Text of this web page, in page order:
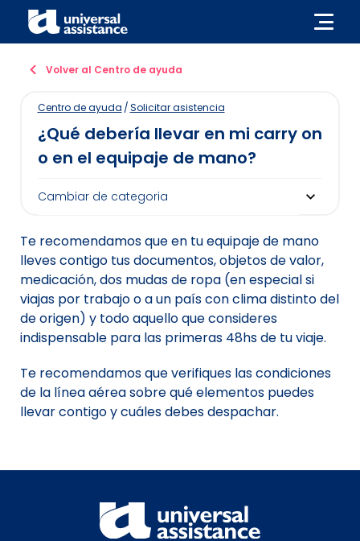
Volver al Centro de ayuda
Centro de ayuda /Solicitar asistencia
¿Qué debería llevar en mi carry on
o en el equipaje de mano?
Te recomendamos que en tu equipaje de mano
lleves contigo tus documentos, objetos de valor,
medicación, dos mudas de ropa (en especial si
viajas por trabajo o a un país con clima distinto del
de origen) y todo aquello que consideres
indispensable para las primeras 48hs de tu viaje.
Te recomendamos que verifiques las condiciones
de la línea aérea sobre qué elementos puedes
llevar contigo y cuáles debes despachar.